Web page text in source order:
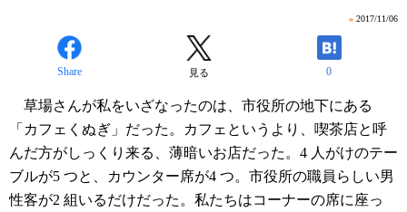
» 2017/11/06
Share 見る 0
草場さんが私をいざなったのは、市役所の地下にある
「カフェくぬぎ」だった。カフェというより、喫茶店と呼
んだ方がしっくり来る、薄暗いお店だった。4 人がけのテー
ブルが5 つと、カウンター席が4 つ。市役所の職員らしい男
性客が2 組いるだけだった。私たちはコーナーの席に座っ